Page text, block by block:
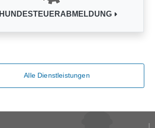
HUNDESTEUERABMELDUNG
Alle Dienstleistungen